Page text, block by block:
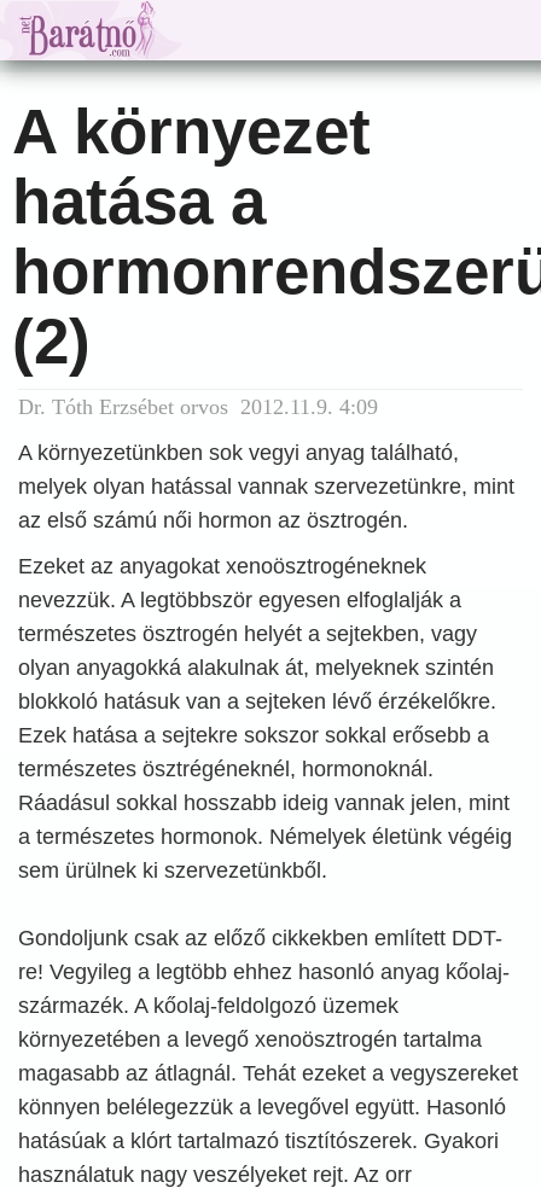
A környezet
hatása a
(2)
Dr. Tóth Erzsébet orvos 2012.11.9. 4:09
A környezetünkben sok vegyi anyag található,
melyek olyan hatással vannak szervezetünkre, mint
az első számú női hormon az ösztrogén.
Ezeket az anyagokat xenoösztrogéneknek
nevezzük. A legtöbbször egyesen elfoglalják a
természetes ösztrogén helyét a sejtekben, vagy
olyan anyagokká alakulnak át, melyeknek szintén
blokkoló hatásuk van a sejteken lévő érzékelőkre.
Ezek hatása a sejtekre sokszor sokkal erősebb a
természetes ösztrégéneknél, hormonoknál.
Ráadásul sokkal hosszabb ideig vannak jelen, mint
a természetes hormonok. Némelyek életünk végéig
sem ürülnek ki szervezetünkből.
Gondoljunk csak az előző cikkekben említett DDT-
re! Vegyileg a legtöbb ehhez hasonló anyag kőolaj-
származék. A kőolaj-feldolgozó üzemek
környezetében a levegő xenoösztrogén tartalma
magasabb az átlagnál. Tehát ezeket a vegyszereket
könnyen belélegezzük a levegővel együtt. Hasonló
hatásúak a klórt tartalmazó tisztítószerek. Gyakori
használatuk nagy veszélyeket rejt. Az orr